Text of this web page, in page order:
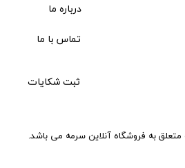
به فروشگاه آنلاین سرمه می باشد.
ثبت شکایات
تماس با ما
درباره ما